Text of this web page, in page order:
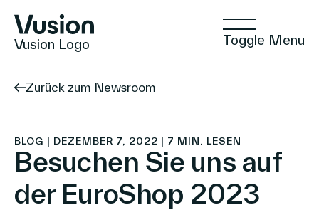
Vusion Logo Toggle Menu
Technologien
Lösungen
Zurück zum Newsroom
BLOG | DEZEMBER 7, 2022 | 7 MIN. LESEN
Besuchen Sie uns auf
der EuroShop 2023